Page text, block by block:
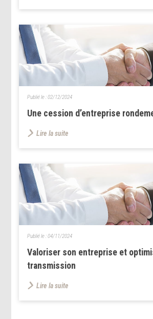
Une cession d’entreprise
Publié le :02/12/2024
Lire la suite
Valoriser son entreprise et
transmission
Publié le :04/11/2024
Lire la suite